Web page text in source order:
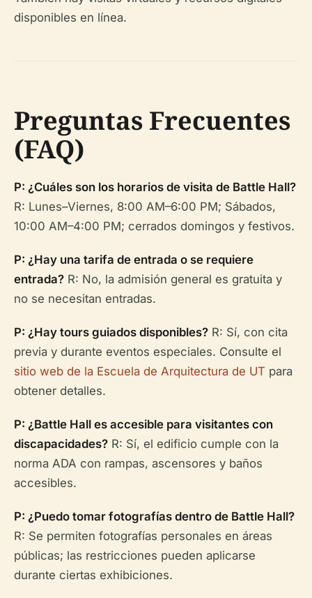
disponibles en línea.
Preguntas Frecuentes
(FAQ)
P: ¿Cuáles son los horarios de visita de Battle Hall?
R: Lunes–Viernes, 8:00 AM–6:00 PM; Sábados,
10:00 AM–4:00 PM; cerrados domingos y festivos.
P: ¿Hay una tarifa de entrada o se requiere
entrada? R: No, la admisión general es gratuita y
no se necesitan entradas.
P: ¿Hay tours guiados disponibles? R: Sí, con cita
previa y durante eventos especiales. Consulte el
sitio web de la Escuela de Arquitectura de UT para
obtener detalles.
P: ¿Battle Hall es accesible para visitantes con
discapacidades? R: Sí, el edificio cumple con la
norma ADA con rampas, ascensores y baños
accesibles.
P: ¿Puedo tomar fotografías dentro de Battle Hall?
R: Se permiten fotografías personales en áreas
públicas; las restricciones pueden aplicarse
durante ciertas exhibiciones.